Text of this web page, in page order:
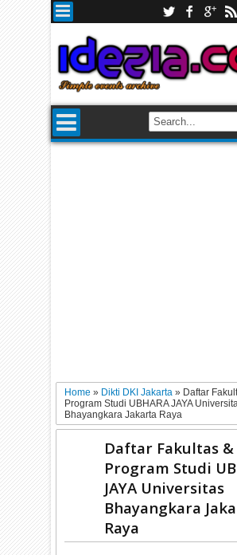
Home» Dikti DKI Jakarta» Daftar
Program Studi UBHARA JAYA
Bhayangkara Jakarta Raya
Daftar Fakultas &
Program Studi
JAYA Universitas
Bhayangkara
Raya